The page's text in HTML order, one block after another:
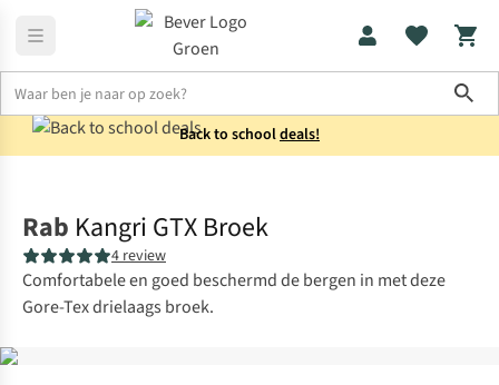
Back to schooldeals!
Rab Kangri GTX Broek
4 review
Comfortabele en goed beschermd de bergen in met deze
Gore-Tex drielaags broek.